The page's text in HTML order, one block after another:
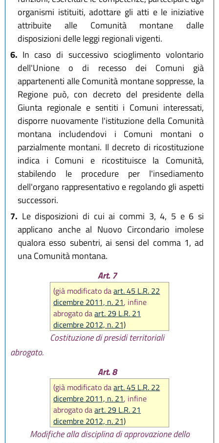
organismi istituiti, adottare gli atti e le iniziative
attribuite alle Comunità montane dalle
disposizioni delle leggi regionali vigenti.
6. In caso di successivo scioglimento volontario
dell'Unione o di recesso dei Comuni già
appartenenti alle Comunità montane soppresse, la
Regione può, con decreto del presidente della
Giunta regionale e sentiti i Comuni interessati,
disporre nuovamente l'istituzione della Comunità
montana includendovi i Comuni montani o
parzialmente montani. Il decreto di ricostituzione
indica i Comuni e ricostituisce la Comunità,
stabilendo le procedure per l'insediamento
dell'organo rappresentativo e regolando gli aspetti
successori.
7. Le disposizioni di cui ai commi 3, 4, 5 e 6 si
applicano anche al Nuovo Circondario imolese
qualora esso subentri, ai sensi del comma 1, ad
una Comunità montana.
Art. 7
(già modificato daart. 45 L.R. 22
dicembre 2011, n. 21, infine
abrogato daart. 29 L.R. 21
dicembre 2012, n. 21)
Costituzione di presidi territoriali
abrogato.
Art. 8
(già modificato daart. 45 L.R. 22
dicembre 2011, n. 21, infine
abrogato daart. 29 L.R. 21
dicembre 2012, n. 21)
Modifiche alla disciplina di approvazione dello